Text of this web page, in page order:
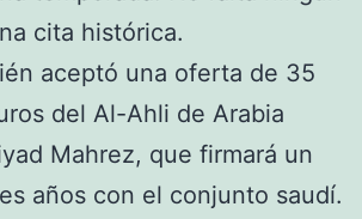
cita histórica.
aceptó una oferta de 35
del Al-Ahli de Arabia
Mahrez, que firmará un
años con el conjunto saudí.